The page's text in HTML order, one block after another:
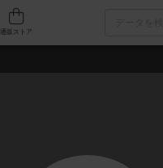
人気ボードゲーム